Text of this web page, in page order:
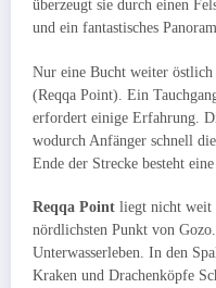
überzeugt sie durch einen
und ein fantastisches
Nur eine Bucht weiter
(Reqqa Point). Ein
erfordert einige Erfahrung.
wodurch Anfänger schnell
Ende der Strecke besteht
Reqqa Point liegt nicht weit
nördlichsten Punkt von
Unterwasserleben. In den
Kraken und Drachenköpfe